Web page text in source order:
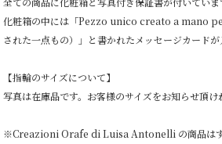
化粧箱の中には「Pezzo unico creato a mano
された一点もの）」と書かれたメッセージカードが
【指輪のサイズについて】
写真は在庫品です。お客様のサイズをお知らせ頂け
※Creazioni Orafe di Luisa Antonelli の商品はす